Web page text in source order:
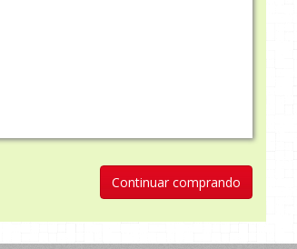
Continuar comprando